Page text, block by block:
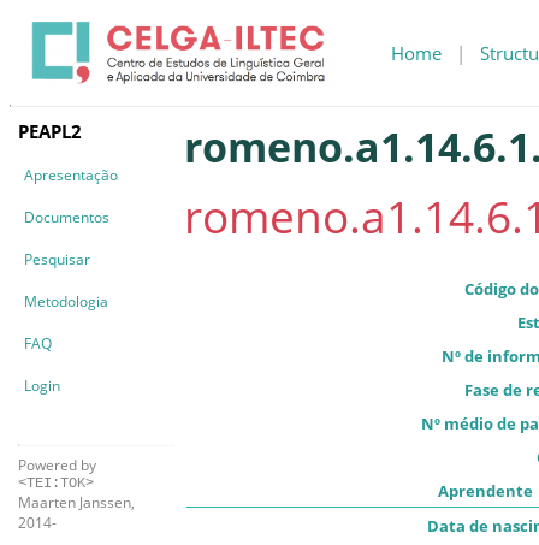
Home |
PEAPL2
Apresentação
Documentos
Pesquisar
Metodologia
FAQ
Login
Powered by
<TEI:TOK>
Maarten Janssen,
2014-
Código
Nº de
Fase de
Nº médio de
Aprendente
Data de